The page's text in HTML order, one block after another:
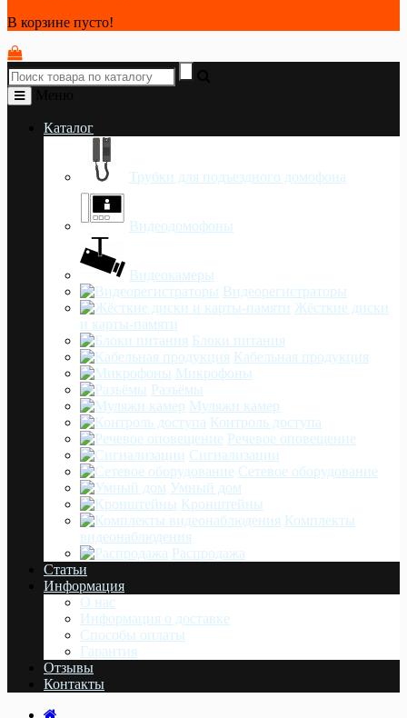
В корзине пусто!
Каталог
Трубки для подъездного домофона
Видеодомофоны
Видеокамеры
Видеорегистраторы
Жёсткие диски
и карты-памяти
Блоки питания
Кабельная продукция
Микрофоны
Разъёмы
Муляжи камер
Контроль доступа
Речевое оповещение
Сигнализации
Сетевое оборудование
Умный дом
Кронштейны
Комплекты
видеонаблюдения
Распродажа
Статьи
Информация
О нас
Информация о доставке
Cпособы оплаты
Гарантия
Отзывы
Контакты